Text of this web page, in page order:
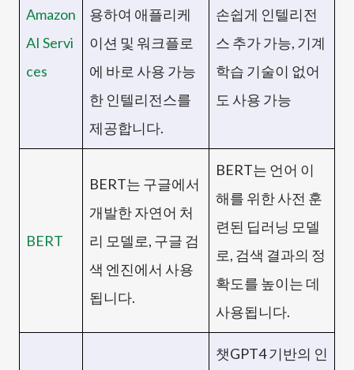
Amazon
AI Servi
ces
용하여 애플리케
이션 및 워크플로
에 바로 사용 가능
한 인텔리전스를
제공합니다.
손쉽게 인텔리전
스 추가 가능, 기계
학습 기술이 없어
도 사용 가능
BERT
BERT는 구글에서
개발한 자연어 처
리 모델로, 구글 검
색 엔진에서 사용
됩니다.
BERT는 언어 이
해를 위한 사전 훈
련된 딥러닝 모델
로, 검색 결과의 정
확도를 높이는 데
사용됩니다.
챗GPT4 기반의 인